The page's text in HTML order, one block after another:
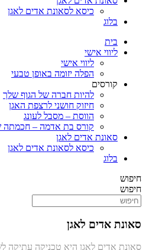
כיסא לסאונת אדים לאגן
בלוג
בית
ליווי אישי
ליווי אישי
הפלה יזומה באופן טבעי
קורסים
להיות חברה של הגוף שלך
חיזוק חושני לרצפת האגן
הווסת – מסבל לעונג
קורס בת אדמה – חכמתה
סאונת אדים לאגן
כיסא לסאונת אדים לאגן
בלוג
חיפוש
חיפוש
סאונת אדים לאגן